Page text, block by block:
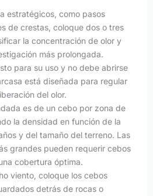
estratégicos, como pasos
de crestas, coloque dos o tres
la concentración de olor y
más prolongada.
para su uso y no debe abrirse
está diseñada para regular
del olor.
es de un cebo por zona de
la densidad en función de la
y del tamaño del terreno. Las
grandes pueden requerir cebos
cobertura óptima.
viento, coloque los cebos
detrás de rocas o